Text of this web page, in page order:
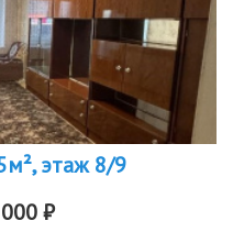
этаж 8/9
₽